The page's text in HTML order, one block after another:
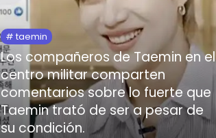
taemin
Los compañeros de Taemin en el
centro militar comparten
comentarios sobre lo fuerte que
Taemin trató de ser a pesar de
su condición.